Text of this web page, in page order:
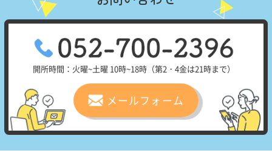
開所時間：火曜~土曜 10時~18時（第2・4金は21時まで）
メールフォーム